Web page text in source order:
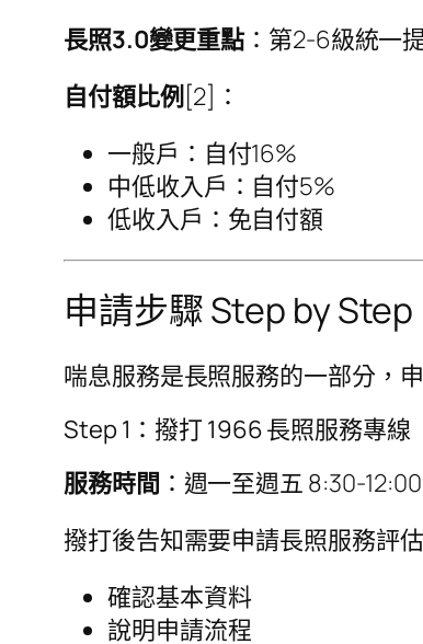
長照3.0變更重點 ：第2-6級統一
自付額比例 [2]：
一般戶：自付16%
中低收入戶：自付5%
低收入戶：免自付額
申請步驟 Step by Step
喘息服務是長照服務的一部分，
Step 1：撥打 1966 長照服務專線
服務時間 ：週一至週五 8:30-
撥打後告知需要申請長照服務評
確認基本資料
說明申請流程